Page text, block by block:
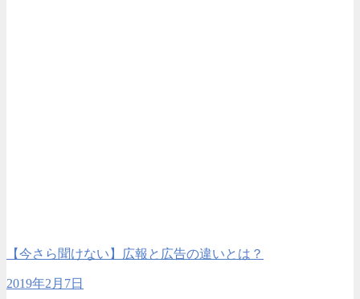
【今さら聞けない】広報と広告の違いとは？
2019年2月7日